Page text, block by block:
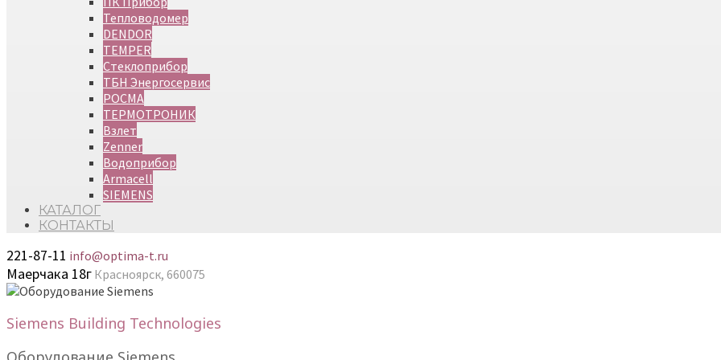
Тепловодомер
DENDOR
TEMPER
Стеклоприбор
ТБН Энергосервис
РОСМА
ТЕРМОТРОНИК
Взлет
Zenner
Водоприбор
Armacell
SIEMENS
КАТАЛОГ
КОНТАКТЫ
221-87-11 info@optima-t.ru
Маерчака 18г Красноярск, 660075
Siemens Building Technologies